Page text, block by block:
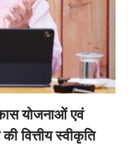
योजनाओं एवं
वित्तीय स्वीकृति